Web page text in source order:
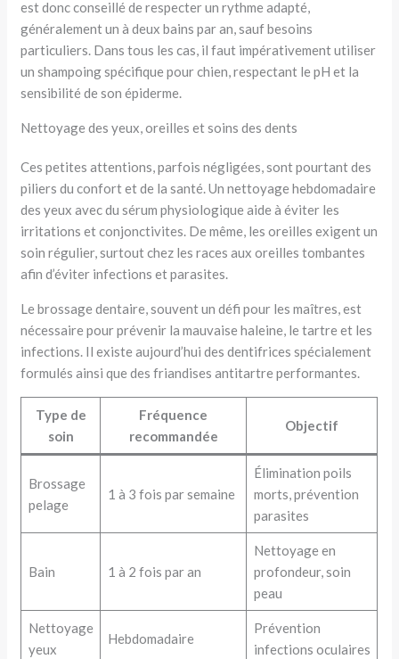
est donc conseillé de respecter un rythme adapté,
généralement un à deux bains par an, sauf besoins
particuliers. Dans tous les cas, il faut impérativement utiliser
un shampoing spécifique pour chien, respectant le pH et la
sensibilité de son épiderme.
Nettoyage des yeux, oreilles et soins des dents
Ces petites attentions, parfois négligées, sont pourtant des
piliers du confort et de la santé. Un nettoyage hebdomadaire
des yeux avec du sérum physiologique aide à éviter les
irritations et conjonctivites. De même, les oreilles exigent un
soin régulier, surtout chez les races aux oreilles tombantes
afin d’éviter infections et parasites.
Le brossage dentaire, souvent un défi pour les maîtres, est
nécessaire pour prévenir la mauvaise haleine, le tartre et les
infections. Il existe aujourd’hui des dentifrices spécialement
formulés ainsi que des friandises antitartre performantes.
Type de
soin
Fréquence
recommandée
Objectif
Brossage
pelage
1 à 3 fois par semaine
Élimination poils
morts, prévention
parasites
Bain 1 à 2 fois par an
Nettoyage en
profondeur, soin
peau
Nettoyage
yeux
Hebdomadaire
Prévention
infections oculaires